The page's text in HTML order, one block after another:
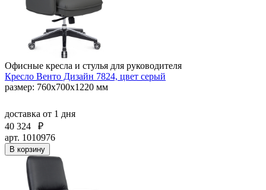
Офисные кресла и стулья для руководителя
Кресло Венто Дизайн 7824, цвет серый
размер: 760х700х1220 мм
доставка от 1 дня
40 324
₽
арт. 1010976
В корзину